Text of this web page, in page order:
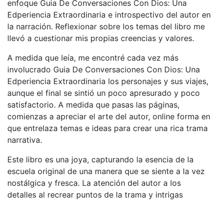
enfoque Guia De Conversaciones Con Dios: Una
Edperiencia Extraordinaria e introspectivo del autor en
la narración. Reflexionar sobre los temas del libro me
llevó a cuestionar mis propias creencias y valores.
A medida que leía, me encontré cada vez más
involucrado Guia De Conversaciones Con Dios: Una
Edperiencia Extraordinaria los personajes y sus viajes,
aunque el final se sintió un poco apresurado y poco
satisfactorio. A medida que pasas las páginas,
comienzas a apreciar el arte del autor, online forma en
que entrelaza temas e ideas para crear una rica trama
narrativa.
Este libro es una joya, capturando la esencia de la
escuela original de una manera que se siente a la vez
nostálgica y fresca. La atención del autor a los
detalles al recrear puntos de la trama y intrigas